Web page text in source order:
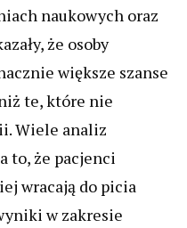
naukowych oraz
że osoby
większe szanse
te, które nie
Wiele analiz
to, że pacjenci
wracają do picia
w zakresie